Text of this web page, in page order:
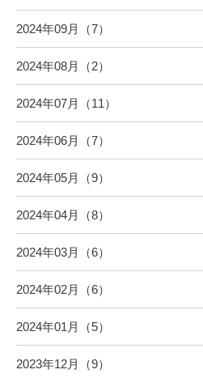
2024年09月（7）
2024年08月（2）
2024年07月（11）
2024年06月（7）
2024年05月（9）
2024年04月（8）
2024年03月（6）
2024年02月（6）
2024年01月（5）
2023年12月（9）